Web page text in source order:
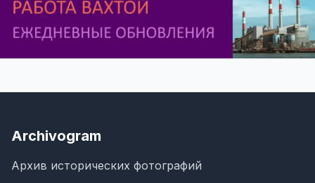
Archivogram
Архив исторических фотографий